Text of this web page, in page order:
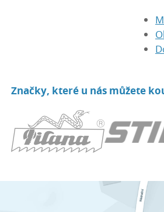
Značky, které u nás můžete